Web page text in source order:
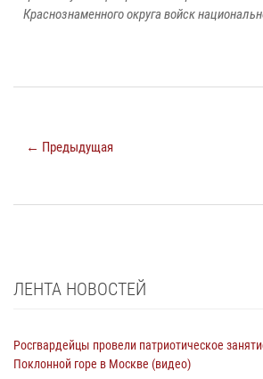
Краснознаменного округа войск
← Предыдущая
ЛЕНТА НОВОСТЕЙ
Росгвардейцы провели патриотическое
Поклонной горе в Москве (видео)